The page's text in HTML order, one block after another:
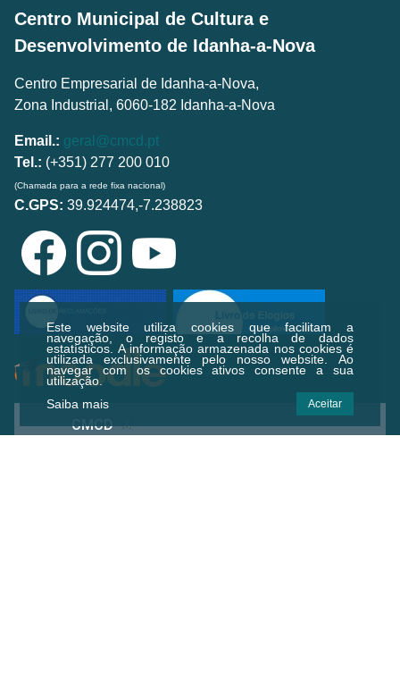
Este website utiliza cookies que facilitam a
navegação, o registo e a recolha de dados
estatísticos.A informação armazenada nos cookies é
utilizada exclusivamente pelo nosso website. Ao
navegar com os cookies ativos consente a sua
utilização.
Saiba mais
Aceitar
Centro Municipal de Cultura e
Desenvolvimento de Idanha-a-Nova
Centro Empresarial de Idanha-a-Nova,
Zona Industrial, 6060-182 Idanha-a-Nova
Email.: geral@cmcd.pt
Tel.: (+351) 277 200 010
(Chamada para a rede fixa nacional)
C.GPS: 39.924474,-7.238823